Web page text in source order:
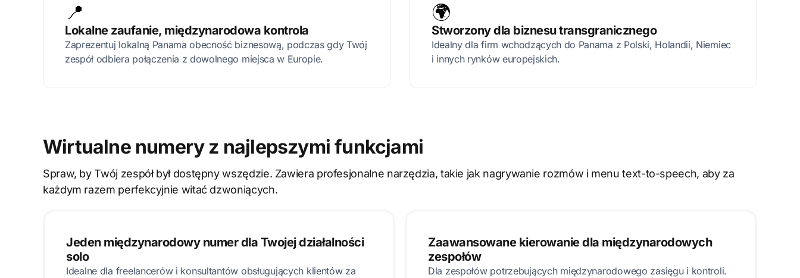
📍
Lokalne zaufanie, międzynarodowa kontrola
Zaprezentuj lokalną Panama obecność biznesową, podczas gdy Twój
zespół odbiera połączenia z dowolnego miejsca w Europie.
🌍
Stworzony dla biznesu transgranicznego
Idealny dla firm wchodzących do Panama z Polski, Holandii, Niemiec
i innych rynków europejskich.
Wirtualne numery z najlepszymi funkcjami
Spraw, by Twój zespół był dostępny wszędzie. Zawiera profesjonalne narzędzia, takie jak nagrywanie rozmów i menu text-to-speech, aby za
każdym razem perfekcyjnie witać dzwoniących.
Jeden międzynarodowy numer dla Twojej działalności
solo
Idealne dla freelancerów i konsultantów obsługujących klientów za
Zaawansowane kierowanie dla międzynarodowych
zespołów
Dla zespołów potrzebujących międzynarodowego zasięgu i kontroli.